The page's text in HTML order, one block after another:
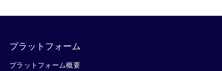
プラットフォーム
プラットフォーム概要